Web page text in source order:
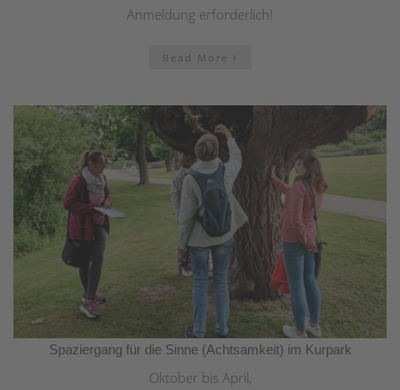
Anmeldung erforderlich!
Read More
Spaziergang für die Sinne (Achtsamkeit) im Kurpark
Oktober bis April,